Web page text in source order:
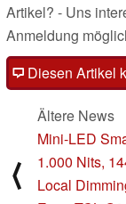
Artikel? - Uns
Anmeldung
Diesen Artikel
⟨
Ältere News
Mini-LED
1.000 Nits,
Local